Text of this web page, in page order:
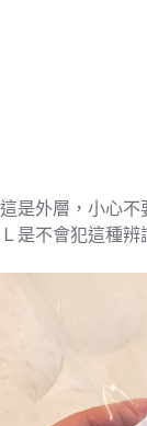
這是外層，小心不
Ｌ是不會犯這種辨